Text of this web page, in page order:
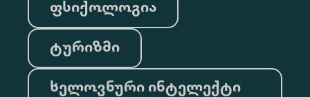
ფსიქოლოგია
ტურიზმი
ხელოვნური ინტელექტი